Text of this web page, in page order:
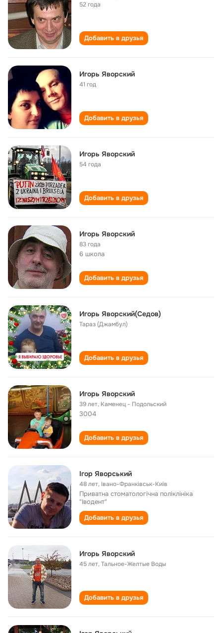
52 года
Добавить в друзья
Игорь Яворский
41 год
Добавить в друзья
Игорь Яворский
54 года
Добавить в друзья
Игорь Яворский
83 года
6 школа
Добавить в друзья
Игорь Яворский(Седов)
Тараз (Джамбул)
Добавить в друзья
Игорь Яворский
39 лет, Каменец - Подольский
3004
Добавить в друзья
Ігор Яворський
48 лет, Івано-Франківськ-Київ
Приватна стоматологічна поліклініка
"Іводент"
Добавить в друзья
Игорь Яворский
45 лет,Тальное-Желтые Воды
Добавить в друзья